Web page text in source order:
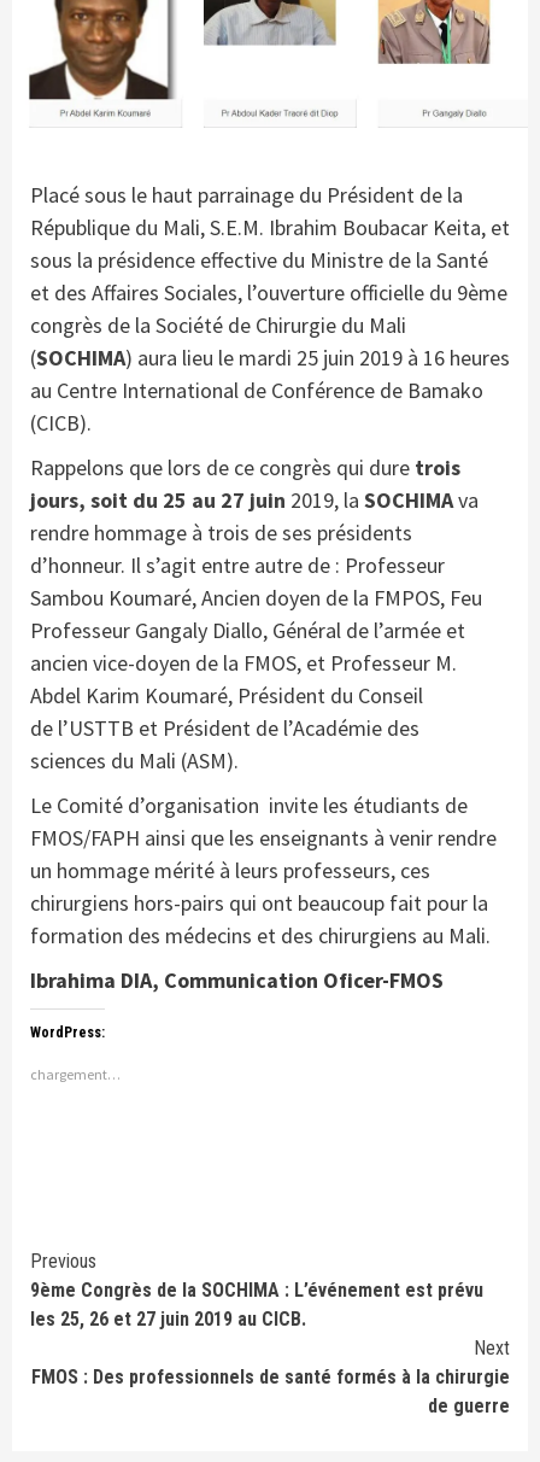
Placé sous le haut parrainage du Président de la
République du Mali, S.E.M. Ibrahim Boubacar Keita, et
sous la présidence effective du Ministre de la Santé
et des Affaires Sociales, l’ouverture officielle du 9ème
congrès de la Société de Chirurgie du Mali
(SOCHIMA) aura lieu le mardi 25 juin 2019 à 16 heures
au Centre International de Conférence de Bamako
(CICB).
Rappelons que lors de ce congrès qui dure trois
jours, soit du 25 au 27 juin 2019, la SOCHIMAva
rendre hommage à trois de ses présidents
d’honneur. Il s’agit entre autre de : Professeur
Sambou Koumaré, Ancien doyen de la FMPOS, Feu
Professeur Gangaly Diallo, Général de l’armée et
ancien vice-doyen de la FMOS, et Professeur M.
Abdel Karim Koumaré, Président du Conseil
de l’USTTB et Président de l’Académie des
sciences du Mali (ASM).
Le Comité d’organisation invite les étudiants de
FMOS/FAPH ainsi que les enseignants à venir rendre
un hommage mérité à leurs professeurs, ces
chirurgiens hors-pairs qui ont beaucoup fait pour la
formation des médecins et des chirurgiens au Mali.
Ibrahima DIA, Communication Oficer-FMOS
WordPress:
chargement…
Continue
Reading
Previous
9ème Congrès de la SOCHIMA : L’événement est prévu
les 25, 26 et 27 juin 2019 au CICB.
Next
FMOS : Des professionnels de santé formés à la chirurgie
de guerre